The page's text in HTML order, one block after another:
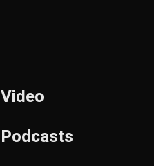
Video
Podcasts